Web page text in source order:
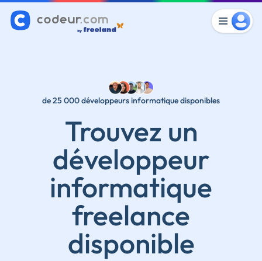
de 25 000 développeurs informatique disponibles
Trouvez un
développeur
informatique
freelance
disponible